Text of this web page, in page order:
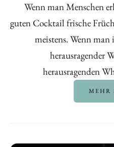
Wenn man Menschen
guten Cocktail frische
meistens. Wenn
herausragender
herausragenden
MEHR